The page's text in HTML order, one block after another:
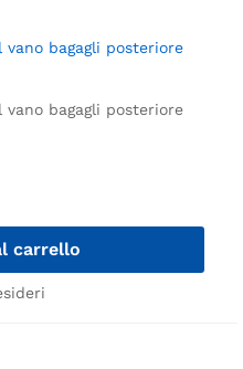
bagagli posteriore
bagagli posteriore
carrello